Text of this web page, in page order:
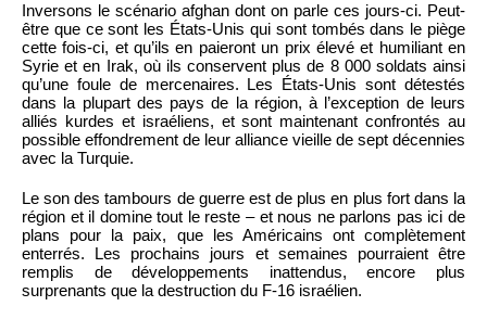
Inversons le scénario afghan dont on parle ces jours-ci. Peut-
être que ce sont les États-Unis qui sont tombés dans le piège
cette fois-ci, et qu’ils en paieront un prix élevé et humiliant en
Syrie et en Irak, où ils conservent plus de 8 000 soldats ainsi
qu’une foule de mercenaires. Les États-Unis sont détestés
dans la plupart des pays de la région, à l’exception de leurs
alliés kurdes et israéliens, et sont maintenant confrontés au
possible effondrement de leur alliance vieille de sept décennies
avec la Turquie.
Le son des tambours de guerre est de plus en plus fort dans la
région et il domine tout le reste – et nous ne parlons pas ici de
plans pour la paix, que les Américains ont complètement
enterrés. Les prochains jours et semaines pourraient être
remplis de développements inattendus, encore plus
surprenants que la destruction du F-16 israélien.